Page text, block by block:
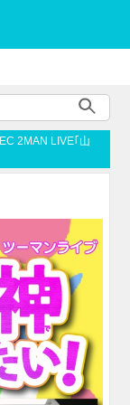
2MAN LIVE｢山